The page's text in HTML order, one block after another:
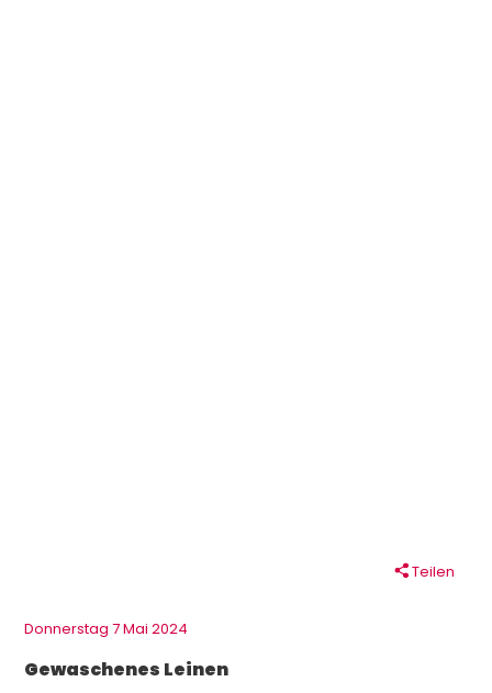
Teilen
Donnerstag 7 Mai 2024
Gewaschenes Leinen